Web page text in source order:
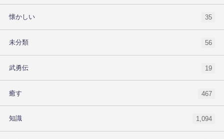
懐かしい 35
未分類 56
武勇伝 19
癒す 467
知識 1,094